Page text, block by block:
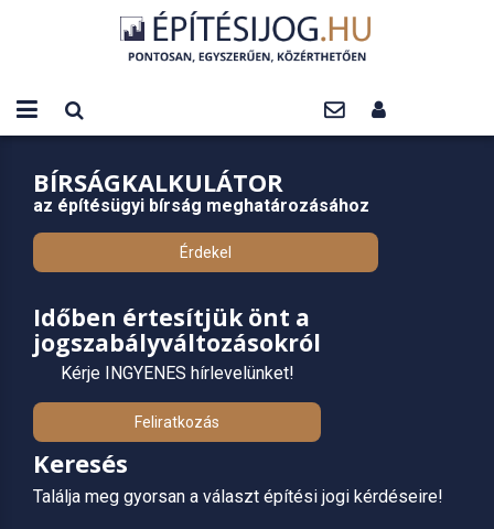
BÍRSÁGKALKULÁTOR
az építésügyi bírság meghatározásához
Érdekel
Időben értesítjük önt a
jogszabályváltozásokról
Kérje INGYENES hírlevelünket!
Feliratkozás
Keresés
Találja meg gyorsan a választ építési jogi kérdéseire!